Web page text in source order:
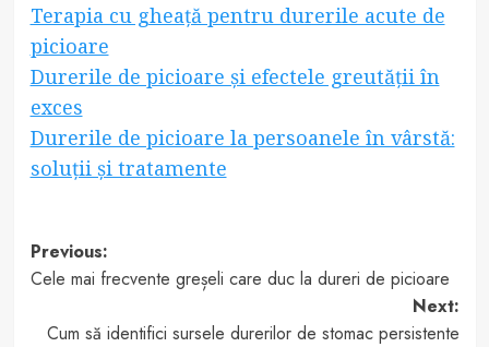
Terapia cu gheață pentru durerile acute de
picioare
Durerile de picioare și efectele greutății în
exces
Durerile de picioare la persoanele în vârstă:
soluții și tratamente
Post
navigation
Previous:
Cele mai frecvente greșeli care duc la dureri de picioare
Next:
Cum să identifici sursele durerilor de stomac persistente